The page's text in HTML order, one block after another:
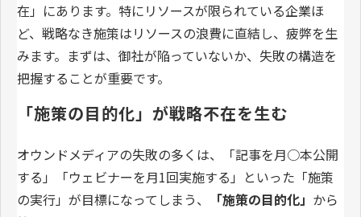
在」にあります。特にリソースが限られている企業ほ
ど、戦略なき施策はリソースの浪費に直結し、疲弊を生
みます。まずは、御社が陥っていないか、失敗の構造を
把握することが重要です。
「施策の目的化」が戦略不在を生む
オウンドメディアの失敗の多くは、「記事を月○本公開
する」「ウェビナーを月1回実施する」といった「施策
の実行」が目標になってしまう、
「施策の目的化」 から